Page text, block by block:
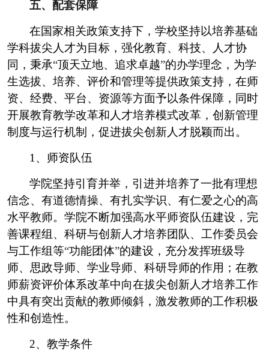
五、配套保障
在国家相关政策支持下，学校坚持以培养基础
学科拔尖人才为目标，强化教育、科技、人才协
同，秉承“顶天立地、追求卓越”的办学理念，为学
生选拔、培养、评价和管理等提供政策支持，在师
资、经费、平台、资源等方面予以条件保障，同时
开展教育教学改革和人才培养模式改革，创新管理
制度与运行机制，促进拔尖创新人才脱颖而出。
1 、师资队伍
学院坚持引育并举，引进并培养了一批有理想
信念、有道德情操、有扎实学识、有仁爱之心的高
水平教师。学院不断加强高水平师资队伍建设，完
善课程组、科研与创新人才培养团队、工作委员会
与工作组等“功能团体”的建设，充分发挥班级导
师、思政导师、学业导师、科研导师的作用；在教
师薪资评价体系改革中向在拔尖创新人才培养工作
中具有突出贡献的教师倾斜，激发教师的工作积极
性和创造性。
2、教学条件